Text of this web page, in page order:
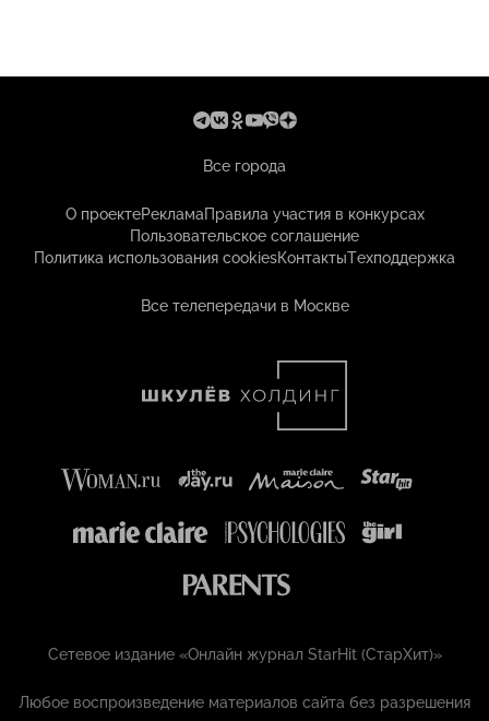
Все города
О проектеРекламаПравила участия в конкурсах
Пользовательское соглашение
Политика использования cookiesКонтактыТехподдержка
Все телепередачи в Москве
Сетевое издание «Онлайн журнал StarHit (СтарХит)»
Любое воспроизведение материалов сайта без разрешения